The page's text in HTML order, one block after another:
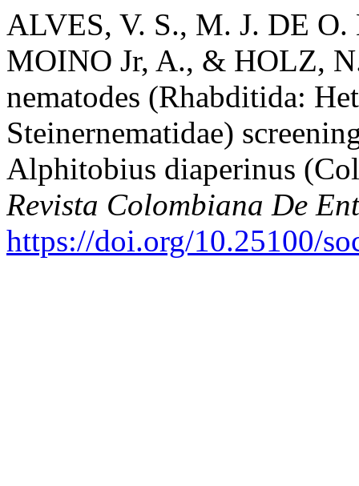
ALVES, V. S., M. J. DE
MOINO Jr, A., & HOLZ,
nematodes (Rhabditida:
Steinernematidae)
Alphitobius diaperinus
Revista Colombiana De
https://doi.org/10.25100/